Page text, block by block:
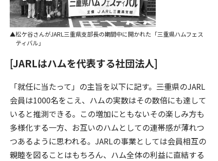
松ケ谷さんがJARL三重県支部長の期間中に開かれた「三重県ハムフェス
ティバル」
[JARLはハムを代表する社団法人]
「就任に当たって」の主旨を以下に記す。――三重県のJARL
会員は1000名をこえ、ハムの実数はその数倍にも達して
いると推測できる。この増加にともないその楽しみ方も
多様化する一方、お互いのハムとしての連帯感が薄れつ
つあるように思われる。JARLの事業としては会員相互の
親睦を図ることはもちろん、ハム全体の利益に直結する